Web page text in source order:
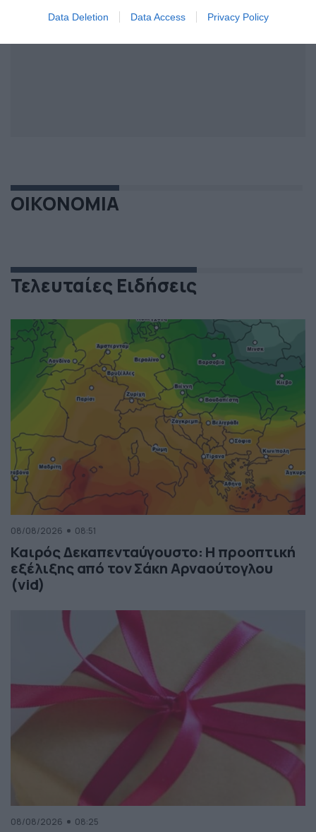
Data Deletion Data Access Privacy Policy
ΟΙΚΟΝΟΜΙΑ
Τελευταίες Ειδήσεις
08/08/2026 08:51
Καιρός Δεκαπενταύγουστο: Η προοπτική
εξέλιξης από τον Σάκη Αρναούτογλου
(vid)
08/08/2026 08:25